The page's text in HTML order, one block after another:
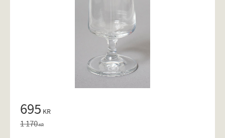
Nedsatt pris:
695 KR
Ordinarie pris:
1 170KR